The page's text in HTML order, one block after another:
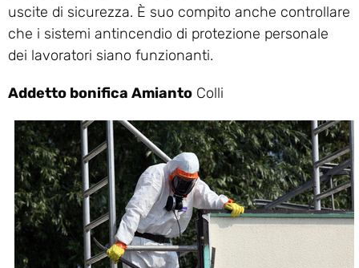
uscite di sicurezza. È suo compito anche controllare
che i sistemi antincendio di protezione personale
dei lavoratori siano funzionanti.
Addetto bonifica Amianto Colli